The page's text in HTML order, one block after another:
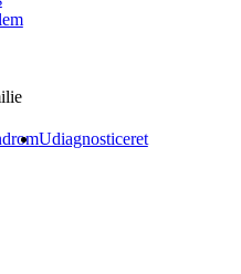
Udiagnosticeret